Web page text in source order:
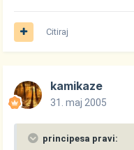
Citiraj
kamikaze
31. maj 2005
principesa pravi: